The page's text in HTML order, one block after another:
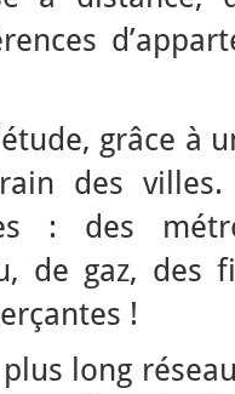
grâce à
des
: des
de gaz, des
!
plus long